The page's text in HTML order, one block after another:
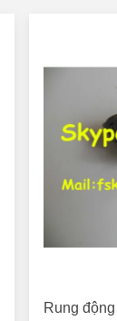
Rung